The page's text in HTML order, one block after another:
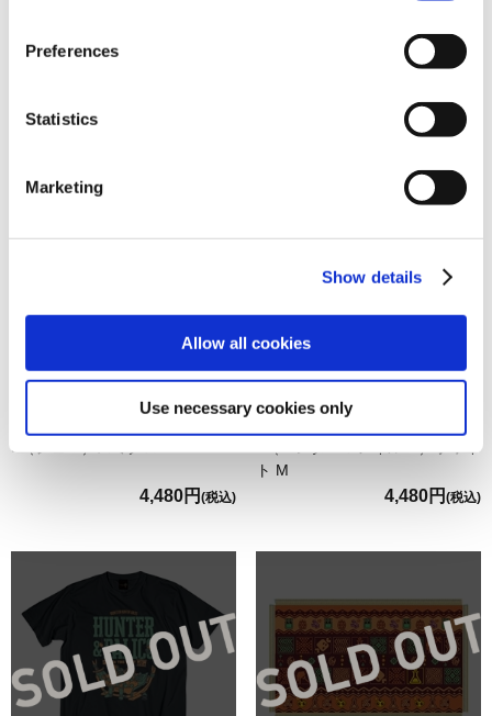
Preferences
Statistics
Marketing
Show details
Allow all cookies
Use necessary cookies only
5（ジェマ）ホワイト M
『モンスターハンターワイル
ズ』シーンイラストTシャツ
3（アイルー＆回復ミツムシ）ホ
4,480円(税込)
『モンスターハンターワイル
5（ジェマ）スミクロ M
4,480円 (税込)
『モンスターハンターワイル
ト M
4,480円 (税込)